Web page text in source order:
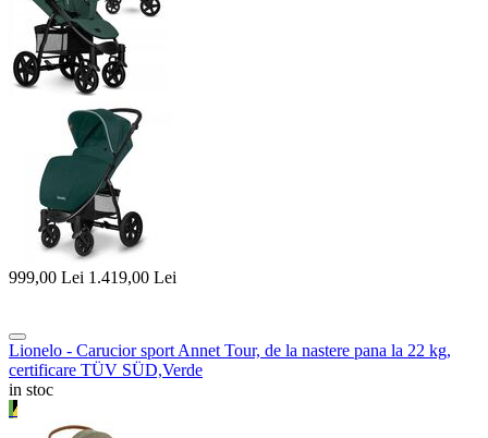
999,00 Lei 1.419,00 Lei
Lionelo - Carucior sport Annet Tour, de la nastere pana la 22 kg,
certificare TÜV SÜD,Verde
in stoc